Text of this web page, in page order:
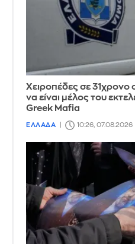
Χειροπέδες σε 31χρονο
να είναι μέλος του
Greek Mafia
ΕΛΛΑΔΑ 10:26, 07.08.2026